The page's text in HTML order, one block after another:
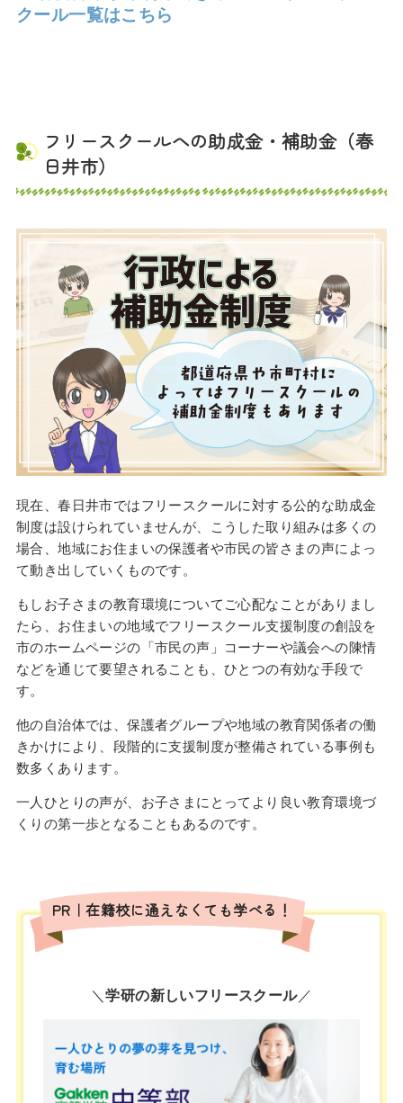
クール一覧はこちら
フリースクールへの助成金・補助金（春
日井市）
現在、春日井市ではフリースクールに対する公的な助成金
制度は設けられていませんが、こうした取り組みは多くの
場合、地域にお住まいの保護者や市民の皆さまの声によっ
て動き出していくものです。
もしお子さまの教育環境についてご心配なことがありまし
たら、お住まいの地域でフリースクール支援制度の創設を
市のホームページの「市民の声」コーナーや議会への陳情
などを通じて要望されることも、ひとつの有効な手段で
す。
他の自治体では、保護者グループや地域の教育関係者の働
きかけにより、段階的に支援制度が整備されている事例も
数多くあります。
一人ひとりの声が、お子さまにとってより良い教育環境づ
くりの第一歩となることもあるのです。
PR｜在籍校に通えなくても学べる！
＼学研の新しいフリースクール／